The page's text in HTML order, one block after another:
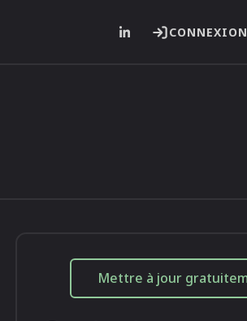
CONNEXION
Mettre à jour